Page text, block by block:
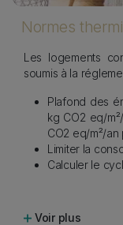
Normes
Les logements
soumis à la
Plafond des
kg CO2 eq/
CO2 eq/m²/
Limiter la
Calculer le
Voir plus